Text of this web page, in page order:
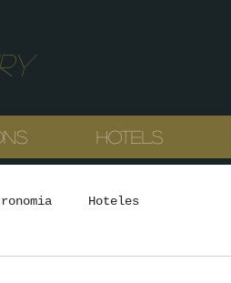
Hotels
Hoteles